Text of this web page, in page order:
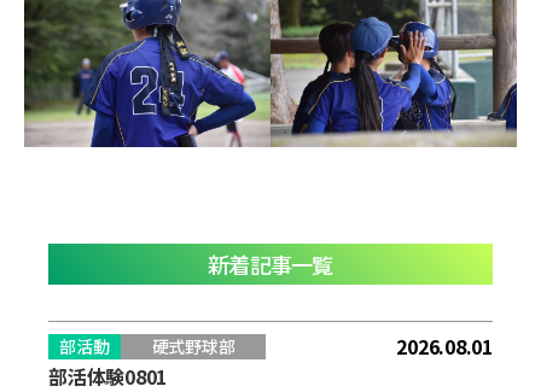
新着記事一覧
部活動 硬式野球部
2026.08.01
部活体験0801